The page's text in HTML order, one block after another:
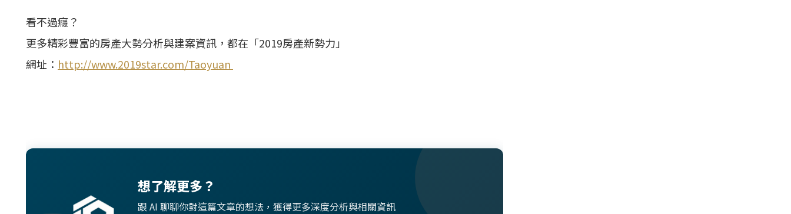
看不過癮？
更多精彩豐富的房產大勢分析與建案資訊，都在「2019房產新勢力」
網址： http://www.2019star.com/Taoyuan
想了解更多？
跟 AI 聊聊你對這篇文章的想法，獲得更多深度分析與相關資訊